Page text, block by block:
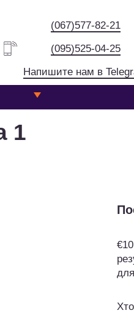
(067)577-82-21
(095)525-04-25
Напишите нам в
1